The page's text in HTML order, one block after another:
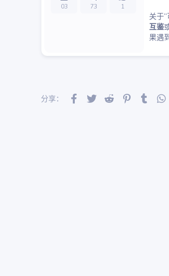
03 73 1
关于
互鉴
果遇
分享： Facebook
Twitter Reddit Pinterest
Tumblr